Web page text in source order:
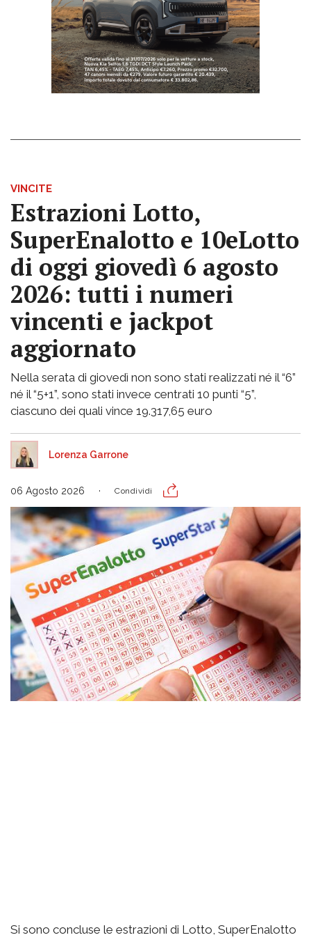
VINCITE
Estrazioni Lotto,
SuperEnalotto e 10eLotto
di oggi giovedì 6 agosto
2026: tutti i numeri
vincenti e jackpot
aggiornato
Nella serata di giovedì non sono stati realizzati né il “6”
né il “5+1”, sono stati invece centrati 10 punti “5”,
ciascuno dei quali vince 19.317,65 euro
Lorenza Garrone
06 Agosto 2026 Condividi
Si sono concluse le estrazioni di Lotto, SuperEnalotto